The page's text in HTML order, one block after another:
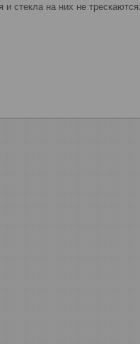
стекла на них не трескаются.